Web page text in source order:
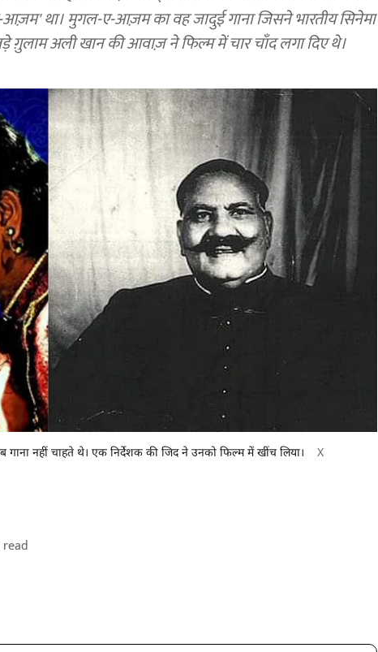
था। मुगल-ए-आज़म का वह जादुई गाना जिसने भारतीय सिनेमा
ग़ुलाम अली खान की आवाज़ ने फिल्म में चार चाँद लगा दिए थे।
नहीं चाहते थे। एक निर्देशक की जिद ने उनको फिल्म में खींच लिया। X